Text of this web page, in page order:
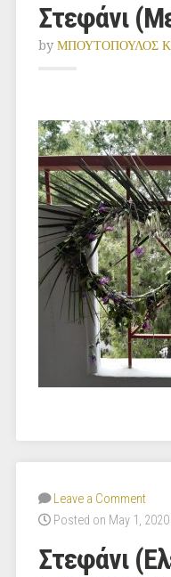
Στεφάνι
by ΜΠΟΥΤΟΠΟΥΛΟΣ
Leave a Comment
Posted on May 1, 2020
Στεφάνι